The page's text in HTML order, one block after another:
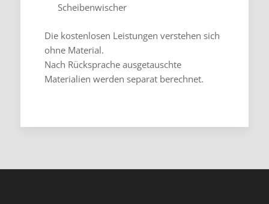
Scheibenwischer
Die kostenlosen Leistungen verstehen sich
ohne Material.
Nach Rücksprache ausgetauschte
Materialien werden separat berechnet.